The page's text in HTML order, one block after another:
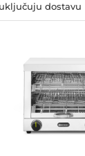
dostavu